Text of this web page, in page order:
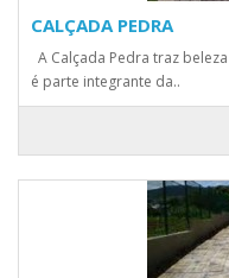
CALÇADA PEDRA
A Calçada Pedra traz
é parte integrante da..